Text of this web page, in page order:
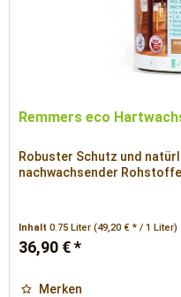
Remmers eco
Robuster Schutz und
nachwachsender
Inhalt0.75 Liter(49,20 € * / 1 Liter)
36,90 € *
Merken